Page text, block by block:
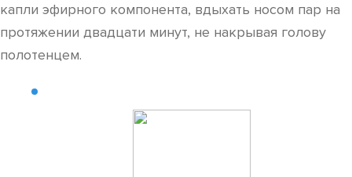
капли эфирного компонента, вдыхать носом пар на
протяжении двадцати минут, не накрывая голову
полотенцем.